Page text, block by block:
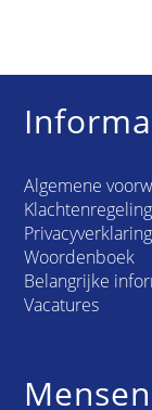
Algemene
Klachtenregeling
Privacyverklaring
Woordenboek
Belangrijke
Vacatures